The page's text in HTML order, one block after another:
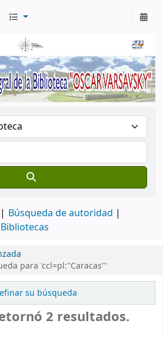
Búsqueda de autoridad
Bibliotecas
para 'ccl=pl:"Caracas"'
su búsqueda
2 resultados.